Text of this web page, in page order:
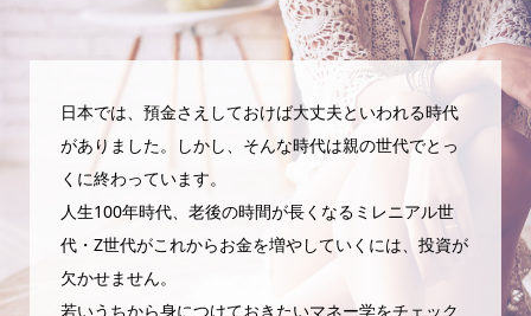
日本では、預金さえしておけば大丈夫といわれる時代
がありました。しかし、そんな時代は親の世代でとっ
くに終わっています。
人生100年時代、老後の時間が長くなるミレニアル世
代・Z世代がこれからお金を増やしていくには、投資が
欠かせません。
若いうちから身につけておきたいマネー学をチェック